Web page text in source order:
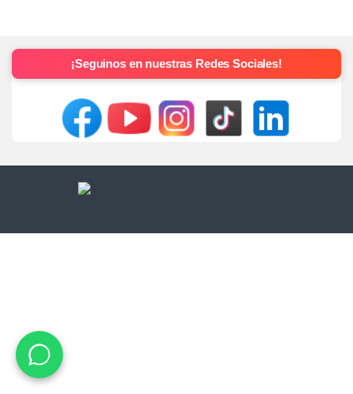
¡Seguinos en nuestras Redes Sociales!